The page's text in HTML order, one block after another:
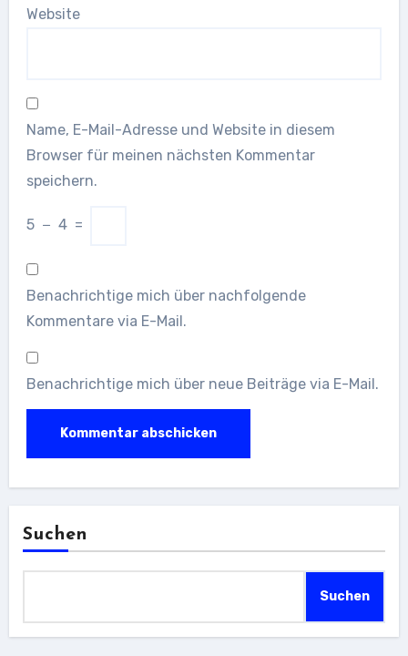
Website
Name, E-Mail-Adresse und Website in diesem
Browser für meinen nächsten Kommentar
speichern.
5 − 4 =
Benachrichtige mich über nachfolgende
Kommentare via E-Mail.
Benachrichtige mich über neue Beiträge via E-Mail.
Suchen
Suchen